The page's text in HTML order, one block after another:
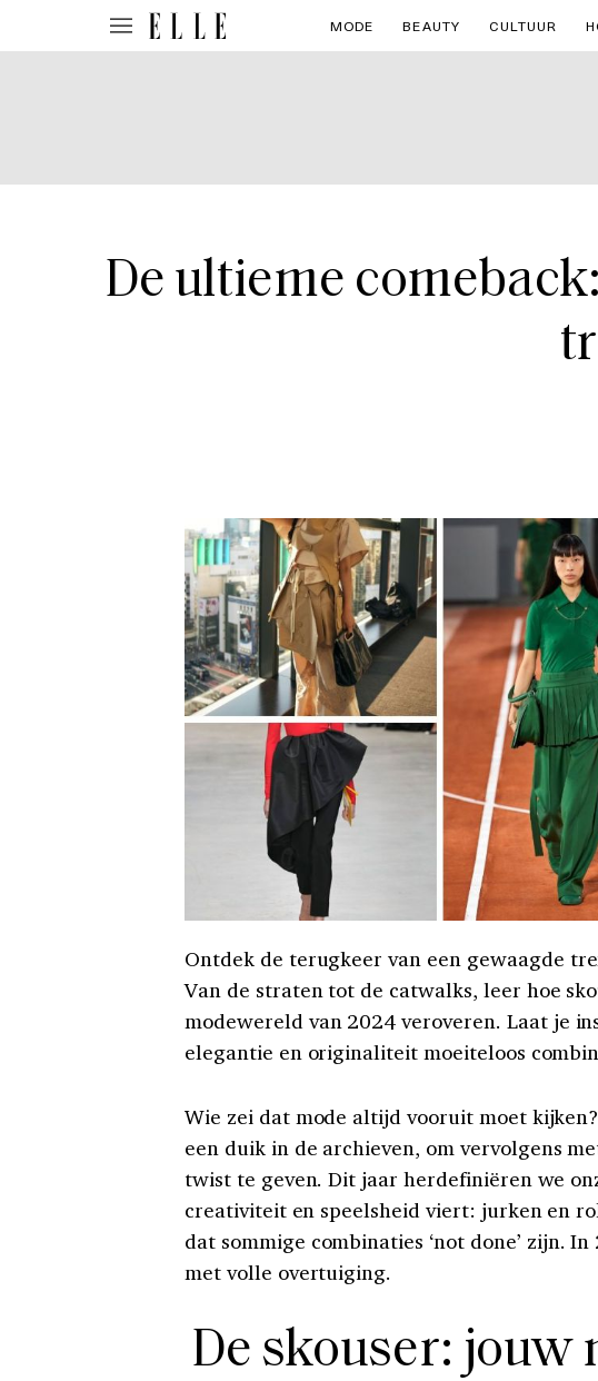
MODE BEAUTY CULTUUR
De ultieme
Ontdek de terugkeer van een gewaagde
Van de straten tot de catwalks, leer hoe
modewereld van 2024 veroveren. Laat je
elegantie en originaliteit moeiteloos
Wie zei dat mode altijd vooruit moet
een duik in de archieven, om vervolgens
twist te geven. Dit jaar herdefiniëren we
creativiteit en speelsheid viert: jurken en
dat sommige combinaties ‘not done’ zijn.
met volle overtuiging.
De skouser: jouw